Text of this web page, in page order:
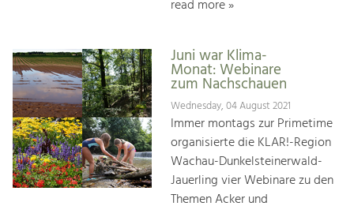
read more »
Juni war Klima-
Monat: Webinare
zum Nachschauen
Wednesday, 04 August 2021
Immer montags zur Primetime
organisierte die KLAR!-Region
Wachau-Dunkelsteinerwald-
Jauerling vier Webinare zu den
Themen Acker und